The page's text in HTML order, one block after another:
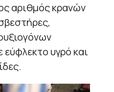
αριθμός κρανών
υγρό και